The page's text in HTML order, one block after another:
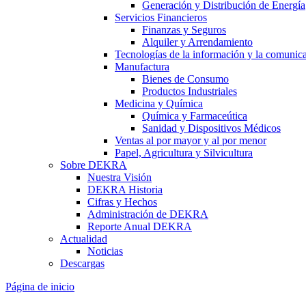
Generación y Distribución de Energía
Servicios Financieros
Finanzas y Seguros
Alquiler y Arrendamiento
Tecnologías de la información y la
Manufactura
Bienes de Consumo
Productos Industriales
Medicina y Química
Química y Farmaceútica
Sanidad y Dispositivos Médicos
Ventas al por mayor y al por menor
Papel, Agricultura y Silvicultura
Sobre DEKRA
Nuestra Visión
DEKRA Historia
Cifras y Hechos
Administración de DEKRA
Reporte Anual DEKRA
Actualidad
Noticias
Descargas
Página de inicio